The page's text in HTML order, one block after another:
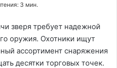
3 мин.
зверя требует надежной
оружия. Охотники ищут
ассортимент снаряжения
десятки торговых точек.